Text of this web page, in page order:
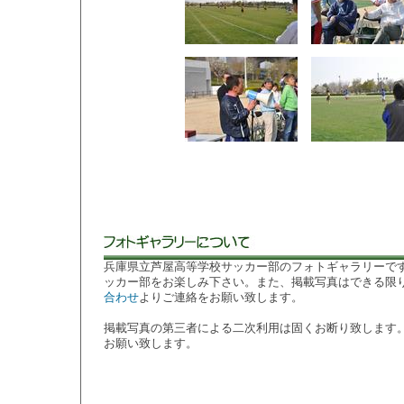
兵庫県立芦屋高等学校サッカー部のフォトギャラリー
ッカー部をお楽しみ下さい。また、掲載写真はできる
合わせよりご連絡をお願い致します。
掲載写真の第三者による二次利用は固くお断り致しま
お願い致します。